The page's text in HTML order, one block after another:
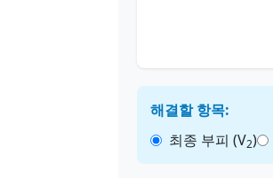
해결할 항목:
최종 부피 (V2)